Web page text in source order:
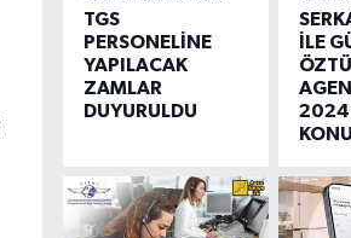
TGS
PERSONELİNE
YAPILACAK
ZAMLAR
DUYURULDU
İLE